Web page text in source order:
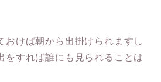
おけば朝から出掛けられますし
をすれば誰にも見られることは